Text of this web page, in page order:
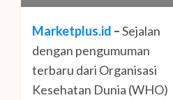
Marketplus.id –Sejalan
dengan pengumuman
terbaru dari Organisasi
Kesehatan Dunia (WHO)